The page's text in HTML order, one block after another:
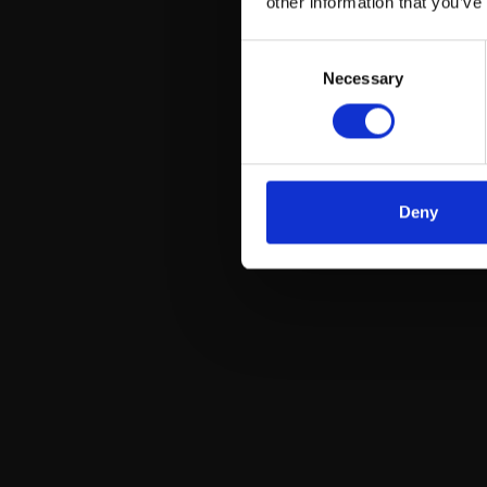
Necessary
Deny